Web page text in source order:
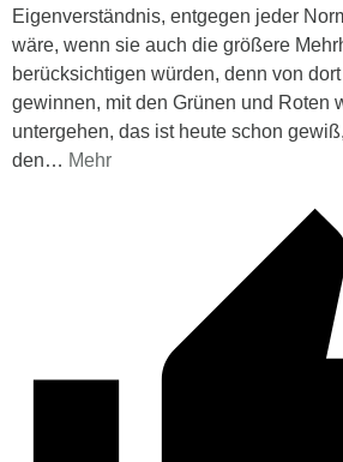
Eigenverständnis, entgegen jeder
wäre, wenn sie auch die größere
berücksichtigen würden, denn von
gewinnen, mit den Grünen und Roten
untergehen, das ist heute schon
den… Mehr